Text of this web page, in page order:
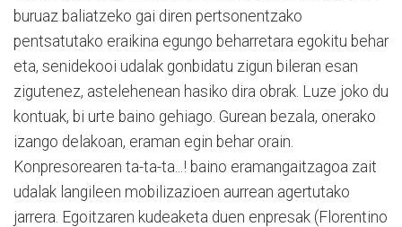
buruaz baliatzeko gai diren pertsonentzako
pentsatutako eraikina egungo beharretara egokitu behar
eta, senidekooi udalak gonbidatu zigun bileran esan
zigutenez, astelehenean hasiko dira obrak. Luze joko du
kontuak, bi urte baino gehiago. Gurean bezala, onerako
izango delakoan, eraman egin behar orain.
Konpresorearen ta-ta-ta...! baino eramangaitzagoa zait
udalak langileen mobilizazioen aurrean agertutako
jarrera. Egoitzaren kudeaketa duen enpresak (Florentino